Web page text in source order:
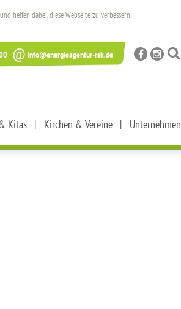
@ info@energieagentur-rsk.de
Kitas Kirchen & Vereine Unternehmen
helfen dabei, diese Webseite zu verbessern.